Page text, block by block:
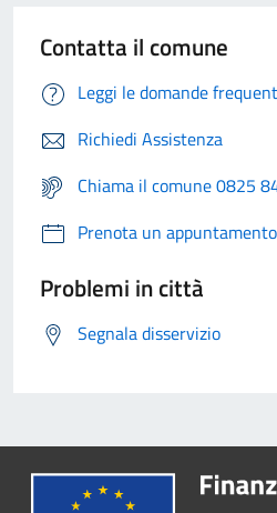
Contatta il comune
Leggi le domande
Richiedi Assistenza
Chiama il comune 0825
Prenota un appuntamento
Problemi in città
Segnala disservizio